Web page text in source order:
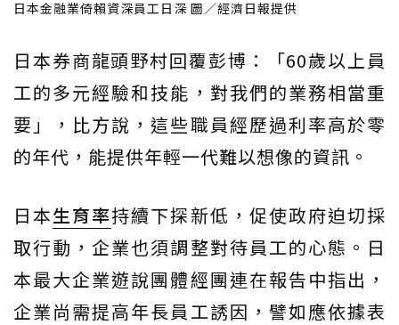
日本金融業倚賴資深員工日深 圖／經濟日報提供
日本券商龍頭野村回覆彭博：「60歲以上員
工的多元經驗和技能，對我們的業務相當重
要」，比方說，這些職員經歷過利率高於零
的年代，能提供年輕一代難以想像的資訊。
日本生育率持續下探新低，促使政府迫切採
取行動，企業也須調整對待員工的心態。日
本最大企業遊說團體經團連在報告中指出，
企業尚需提高年長員工誘因，譬如應依據表